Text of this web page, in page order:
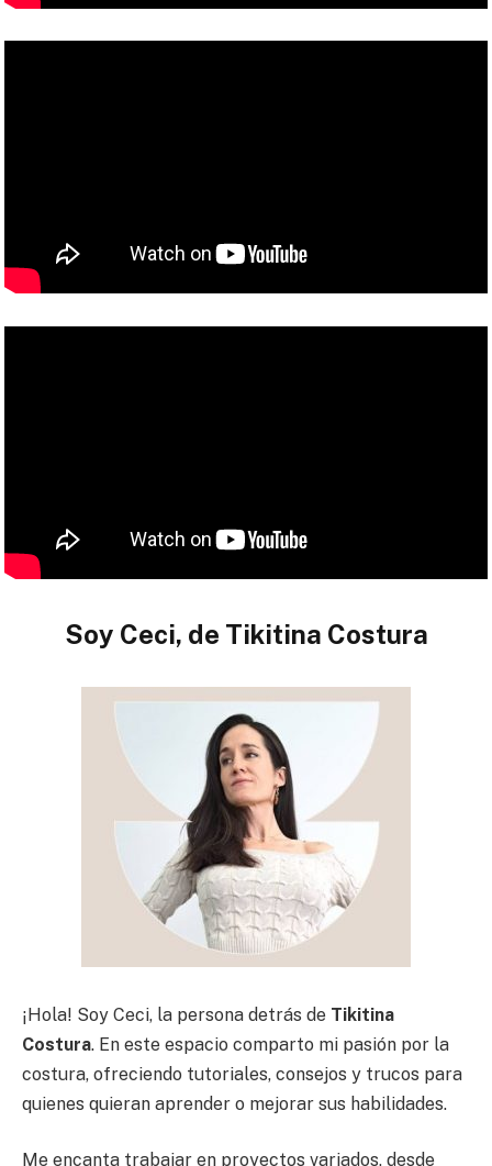
Soy Ceci, de Tikitina Costura
¡Hola! Soy Ceci, la persona detrás de Tikitina
Costura. En este espacio comparto mi pasión por la
costura, ofreciendo tutoriales, consejos y trucos para
quienes quieran aprender o mejorar sus habilidades.
Me encanta trabajar en proyectos variados, desde